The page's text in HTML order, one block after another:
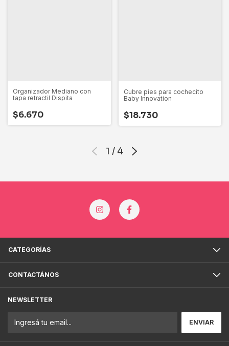
Organizador Mediano con
tapa retractil Dispita
$6.670
Cubre pies para cochecito
Baby Innovation
$18.730
1 / 4
CATEGORÍAS
CONTACTÁNOS
NEWSLETTER